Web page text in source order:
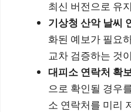
최신 버전으로 유
기상청 산악 날씨
화된 예보가 필요
교차 검증하는 것
대피소 연락처 확
으로 확인될 경우
소 연락처를 미리